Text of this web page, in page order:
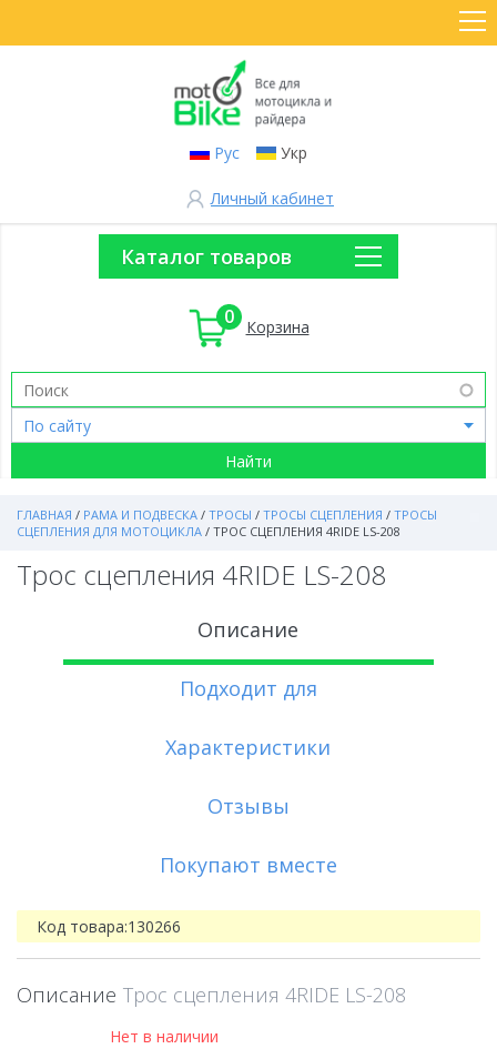
Рус Укр
Личный кабинет
Каталог товаров
0 Корзина
ГЛАВНАЯ / РАМА И ПОДВЕСКА / ТРОСЫ / ТРОСЫ СЦЕПЛЕНИЯ / ТРОСЫ
СЦЕПЛЕНИЯ ДЛЯ МОТОЦИКЛА / ТРОС СЦЕПЛЕНИЯ 4RIDE LS-208
Трос сцепления 4RIDE LS-208
Описание
Подходит для
Характеристики
Отзывы
Покупают вместе
Код товара:130266
Описание Трос сцепления 4RIDE LS-208
Нет в наличии